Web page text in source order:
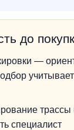
до
—
учитывает
трассы
специалист